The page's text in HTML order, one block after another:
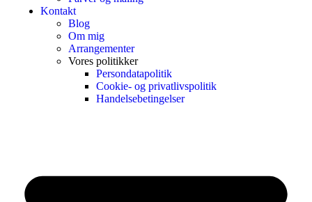
Kontakt
Blog
Om mig
Arrangementer
Vores politikker
Persondatapolitik
Cookie- og privatlivspolitik
Handelsebetingelser